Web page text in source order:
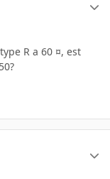
R a 60 ¤, est